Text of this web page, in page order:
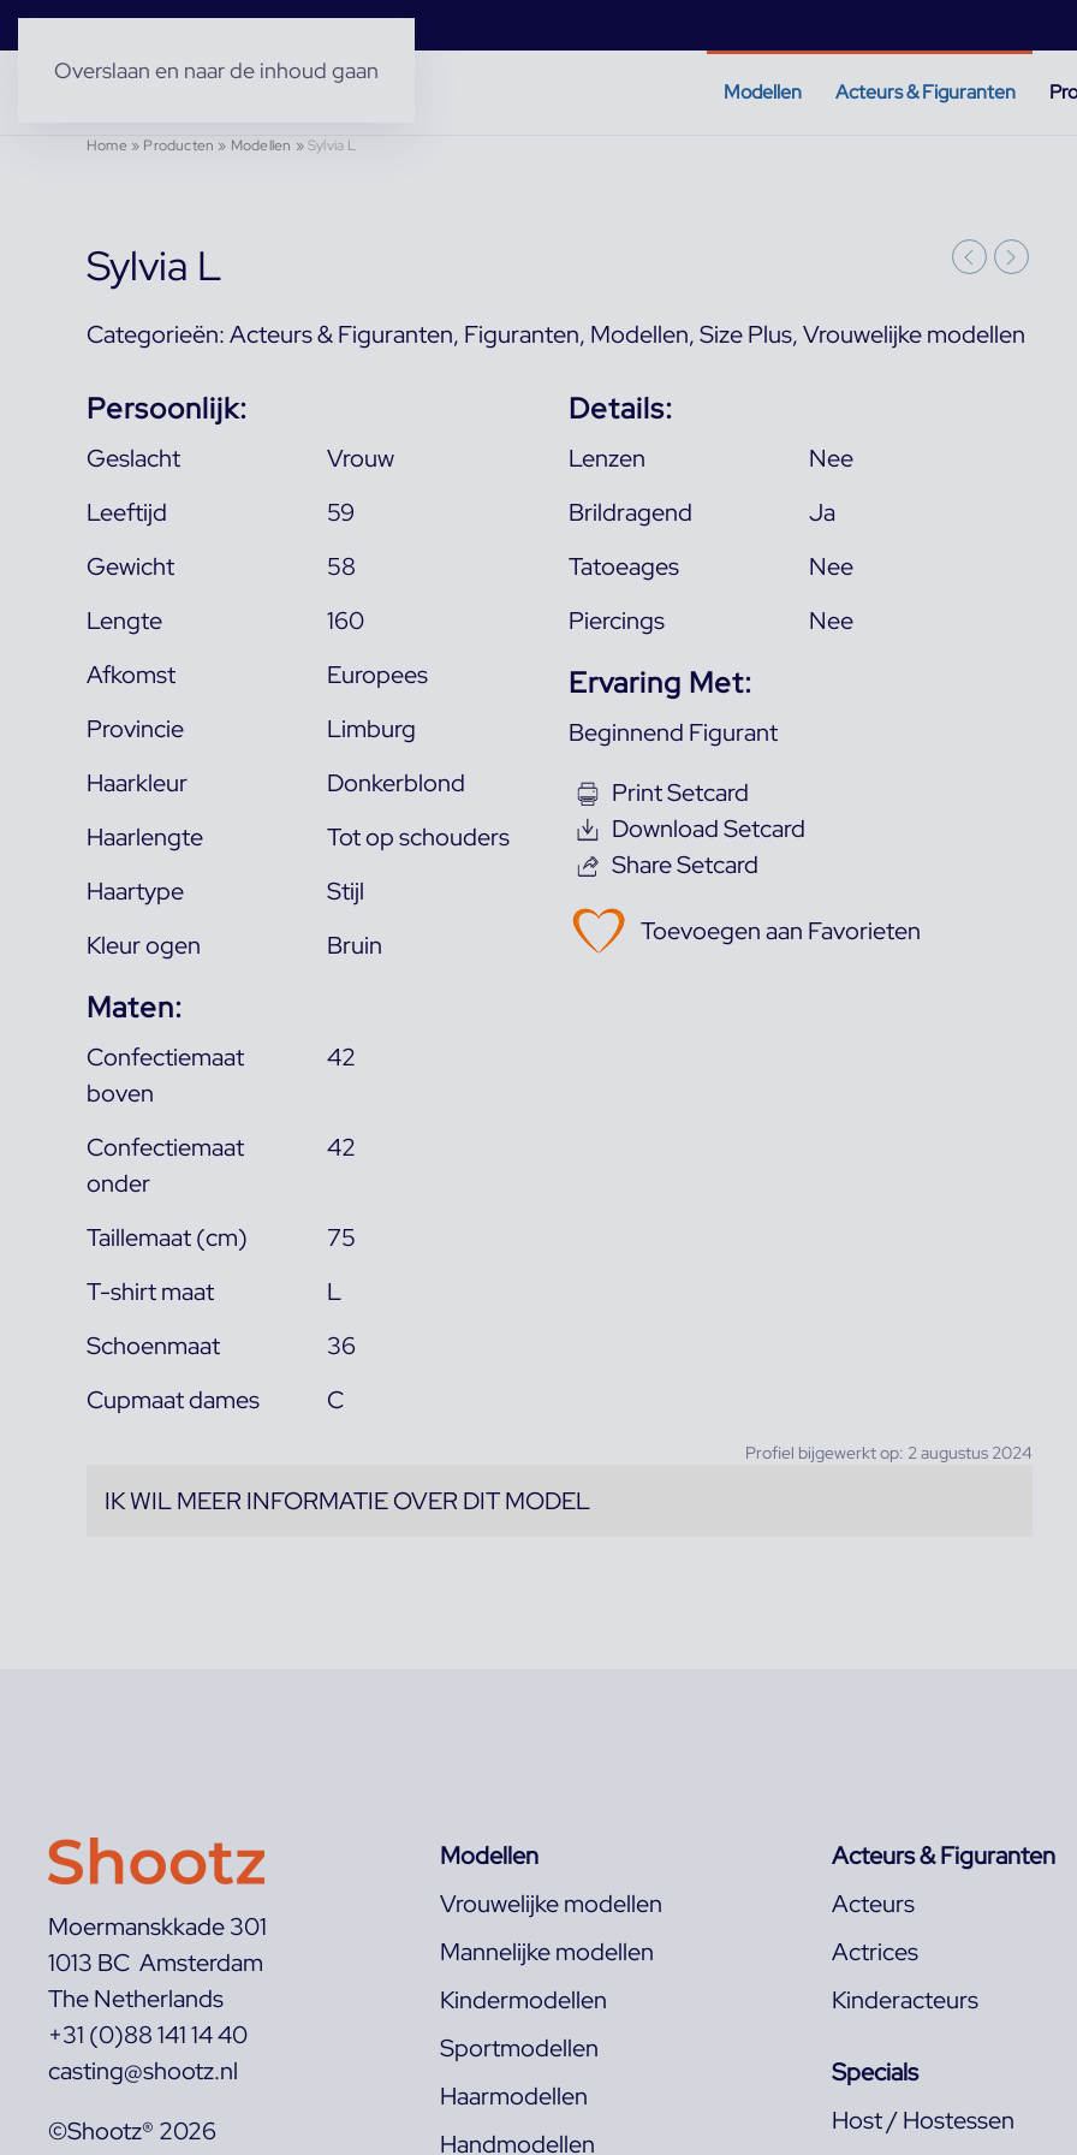
Overslaan en naar de inhoud gaan
Modellen Acteurs & Figuranten
Home» Producten » Modellen »Sylvia L
Sylvia L
Categorieën:Acteurs & Figuranten, Figuranten, Modellen,Size Plus,Vrouwelijke modellen
Persoonlijk:
Geslacht
Vrouw
Leeftijd
59
Gewicht
58
Lengte
160
Afkomst
Europees
Provincie
Limburg
Haarkleur
Donkerblond
Haarlengte
Tot op schouders
Haartype
Stijl
Kleur ogen
Bruin
Maten:
Confectiemaat
boven
42
Confectiemaat
onder
42
Taillemaat (cm)
75
T-shirt maat
L
Schoenmaat
36
Cupmaat dames
C
Details:
Lenzen
Nee
Brildragend
Ja
Tatoeages
Nee
Piercings
Nee
Ervaring Met:
Beginnend Figurant
Print Setcard
Download Setcard
Share Setcard
Toevoegen aan Favorieten
Profiel bijgewerkt op: 2 augustus 2024
IK WIL MEER INFORMATIE OVER DIT MODEL
Moermanskkade 301
1013 BC Amsterdam
The Netherlands
+31 (0)88 141 14 40
casting@shootz.nl
©Shootz® 2026
Modellen
Vrouwelijke modellen
Mannelijke modellen
Kindermodellen
Sportmodellen
Haarmodellen
Handmodellen
Acteurs & Figuranten
Acteurs
Actrices
Kinderacteurs
Specials
Host / Hostessen